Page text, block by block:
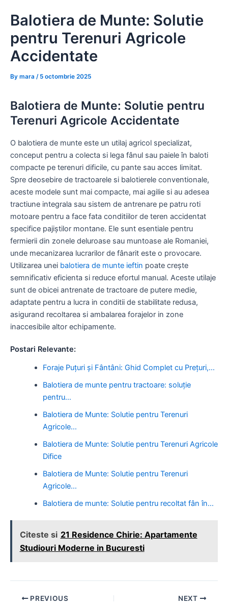
Balotiera de Munte: Solutie
pentru Terenuri Agricole
Accidentate
By mara / 5 octombrie 2025
Balotiera de Munte: Solutie pentru
Terenuri Agricole Accidentate
O balotiera de munte este un utilaj agricol specializat,
conceput pentru a colecta si lega fânul sau paiele în baloti
compacte pe terenuri dificile, cu pante sau acces limitat.
Spre deosebire de tractoarele si balotierele conventionale,
aceste modele sunt mai compacte, mai agilie si au adesea
tractiune integrala sau sistem de antrenare pe patru roti
motoare pentru a face fata conditiilor de teren accidentat
specifice pajiștilor montane. Ele sunt esentiale pentru
fermierii din zonele deluroase sau muntoase ale Romaniei,
unde mecanizarea lucrarilor de fânarit este o provocare.
Utilizarea unei balotiera de munte ieftin poate crește
semnificativ eficienta si reduce efortul manual. Aceste utilaje
sunt de obicei antrenate de tractoare de putere medie,
adaptate pentru a lucra in conditii de stabilitate redusa,
asigurand recoltarea si ambalarea forajelor in zone
inaccesibile altor echipamente.
Postari Relevante:
Foraje Puțuri și Fântâni: Ghid Complet cu Prețuri,…
Balotiera de munte pentru tractoare: soluție
pentru…
Balotiera de Munte: Solutie pentru Terenuri
Agricole…
Balotiera de Munte: Solutie pentru Terenuri Agricole
Difice
Balotiera de Munte: Solutie pentru Terenuri
Agricole…
Balotiera de munte: Solutie pentru recoltat fân în…
Citeste si 21 Residence Chirie: Apartamente
Studiouri Moderne in Bucuresti
Post PREVIOUS NEXT